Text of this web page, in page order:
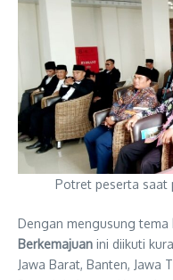
Potret peserta saat
Dengan mengusung tema
Berkemajuan ini diikuti
Jawa Barat, Banten, Jawa